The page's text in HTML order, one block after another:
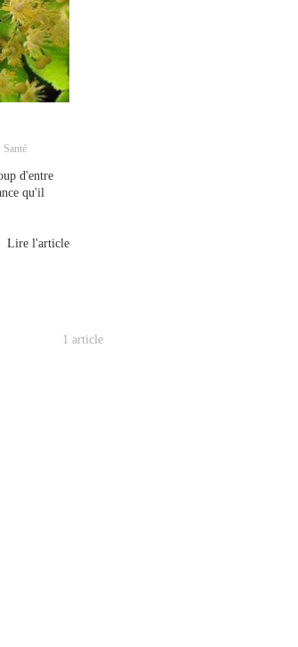
Santé
d'entre
qu'il
Lire l'article
1 article